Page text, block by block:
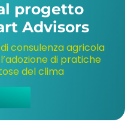
progetto
Advisors
consulenza agricola
di pratiche
del clima